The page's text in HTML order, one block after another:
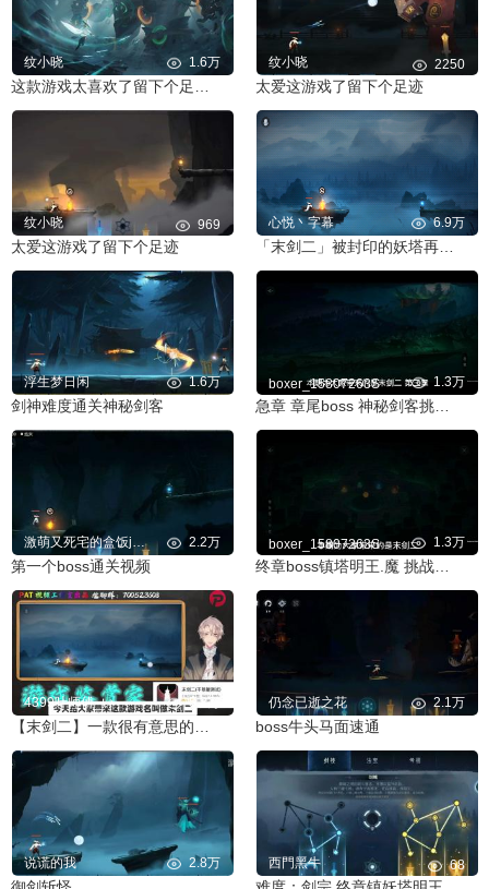
纹小晓 1.6万 纹小晓 2250
太爱这游戏了留下个足迹
纹小晓 969
太爱这游戏了留下个足迹
心悦丶字幕 6.9万
浮生梦日闲 1.6万
剑神难度通关神秘剑客
boxer_15807263S 1.3万
急章 章尾boss 神秘剑客挑战流程
激萌又死宅的盒饭jbe 2.2万
第一个boss通关视频
boxer_15807263S 1.3万
4399叶师傅_い 5.8万 仍念已逝之花 2.1万
boss牛头马面速通
说谎的我 2.8万 西門黑牛 68